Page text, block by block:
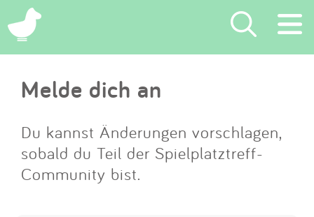
×
Suchen
Eintragen
App
Melde dich an
Du kannst Änderungen vorschlagen,
sobald du Teil der Spielplatztreff-
Community bist.